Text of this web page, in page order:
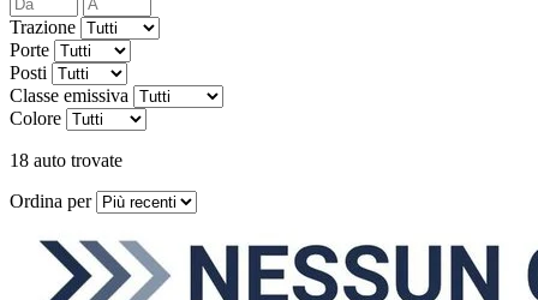
Trazione
Porte
Posti
Classe emissiva
Colore
18 auto trovate
Ordina per